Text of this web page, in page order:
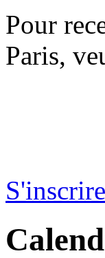
Pour
Paris,